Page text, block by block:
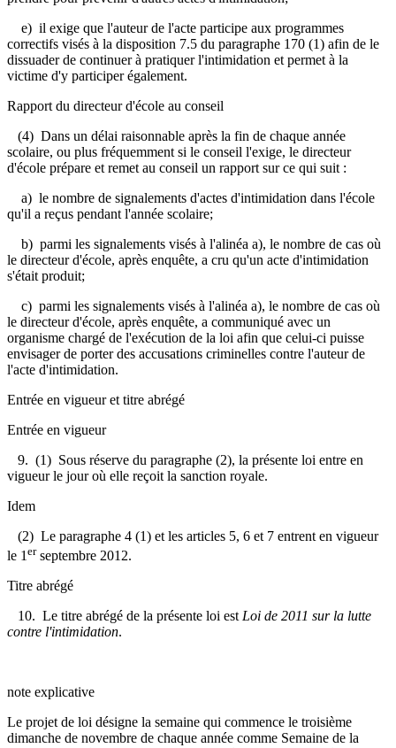
e) il exige que l'auteur de l'acte participe aux programmes
correctifs visés à la disposition 7.5 du paragraphe 170 (1) afin de le
dissuader de continuer à pratiquer l'intimidation et permet à la
victime d'y participer également.
Rapport du directeur d'école au conseil
(4) Dans un délai raisonnable après la fin de chaque année
scolaire, ou plus fréquemment si le conseil l'exige, le directeur
d'école prépare et remet au conseil un rapport sur ce qui suit :
a) le nombre de signalements d'actes d'intimidation dans l'école
qu'il a reçus pendant l'année scolaire;
b) parmi les signalements visés à l'alinéa a), le nombre de cas où
le directeur d'école, après enquête, a cru qu'un acte d'intimidation
s'était produit;
c) parmi les signalements visés à l'alinéa a), le nombre de cas où
le directeur d'école, après enquête, a communiqué avec un
organisme chargé de l'exécution de la loi afin que celui-ci puisse
envisager de porter des accusations criminelles contre l'auteur de
l'acte d'intimidation.
Entrée en vigueur et titre abrégé
Entrée en vigueur
9. (1) Sous réserve du paragraphe (2), la présente loi entre en
vigueur le jour où elle reçoit la sanction royale.
Idem
(2) Le paragraphe 4 (1) et les articles 5, 6 et 7 entrent en vigueur
le 1 erseptembre 2012.
Titre abrégé
10. Le titre abrégé de la présente loi est Loi de 2011 sur la lutte
contre l'intimidation.
note explicative
Le projet de loi désigne la semaine qui commence le troisième
dimanche de novembre de chaque année comme Semaine de la